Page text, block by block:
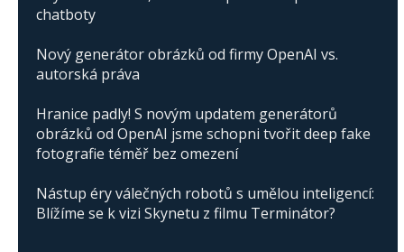
chatboty
Nový generátor obrázků od firmy OpenAI vs.
autorská práva
Hranice padly! S novým updatem generátorů
obrázků od OpenAI jsme schopni tvořit deep fake
fotografie téměř bez omezení
Nástup éry válečných robotů s umělou inteligencí:
Blížíme se k vizi Skynetu z filmu Terminátor?